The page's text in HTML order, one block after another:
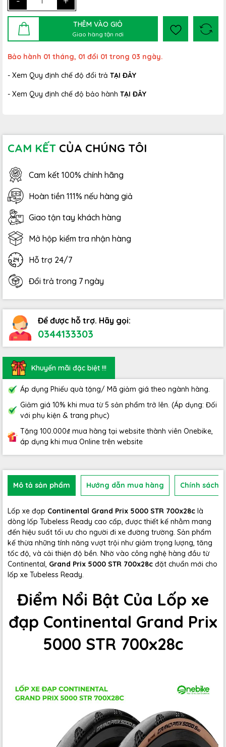
THÊM VÀO GIỎ
Giao hàng tận nơi
Bảo hành 01 tháng, 01 đổi 01 trong 03 ngày.
- Xem Quy định chế độ đổi trả TẠI ĐÂY
- Xem Quy định chế độ bảo hành TẠI ĐÂY
CAM KẾT CỦA CHÚNG TÔI
Cam kết 100% chính hãng
Hoàn tiền 111% nếu hàng giả
Giao tận tay khách hàng
Mở hộp kiểm tra nhận hàng
Hỗ trợ 24/7
Đổi trả trong 7 ngày
Để được hỗ trợ. Hãy gọi:
0344133303
Khuyến mãi đặc biệt !!!
Áp dụng Phiếu quà tặng/ Mã giảm giá theo ngành hàng.
Giảm giá 10% khi mua từ 5 sản phẩm trở lên. (Áp dụng: Đối
với phụ kiện & trang phục)
Tặng 100.000₫ mua hàng tại website thành viên Onebike,
áp dụng khi mua Online trên website
Mô tả sản phẩm Hướng dẫn mua hàng Chính sách
Lốp xe đạp Continental Grand Prix 5000 STR 700x28c là
dòng lốp Tubeless Ready cao cấp, được thiết kế nhằm mang
đến hiệu suất tối ưu cho người đi xe đường trường. Sản phẩm
kế thừa những tính năng vượt trội như giảm trọng lượng, tăng
tốc độ, và cải thiện độ bền. Nhờ vào công nghệ hàng đầu từ
Continental, Grand Prix 5000 STR 700x28c đặt chuẩn mới cho
lốp xe Tubeless Ready.
Điểm Nổi Bật Của Lốp xe
đạp Continental Grand Prix
5000 STR 700x28c